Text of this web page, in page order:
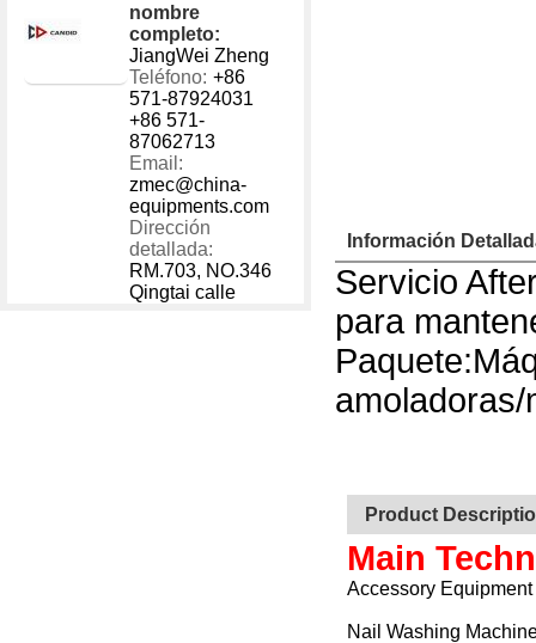
nombre
completo:
JiangWei Zheng
Teléfono: +86
571-87924031
+86 571-
87062713
Email:
zmec@china-
equipments.com
Dirección
detallada:
RM.703, NO.346
Qingtai calle
Información
Servicio
para
Product
Main
Accessory Equipment
Nail Washing